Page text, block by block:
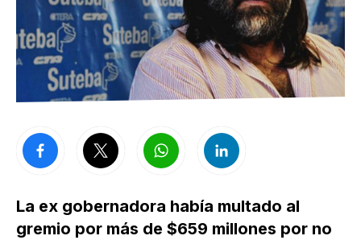
La ex gobernadora había multado al
gremio por más de $659 millones por no